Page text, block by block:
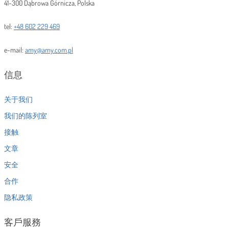
41-300 Dąbrowa Górnicza, Polska
tel: +48 602 229 469
e-mail: amy@amy.com.pl
信息
关于我们
我们的陈列室
接触
文章
安全
合作
隐私政策
客戶服務